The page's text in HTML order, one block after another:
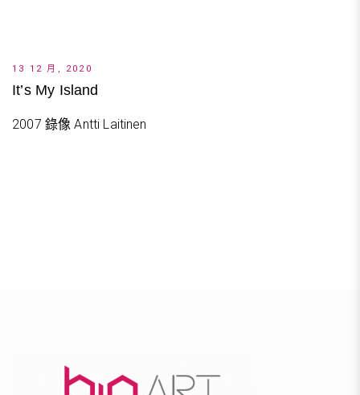
13 12 月, 2020
It’s My Island
2007 錄像 Antti Laitinen